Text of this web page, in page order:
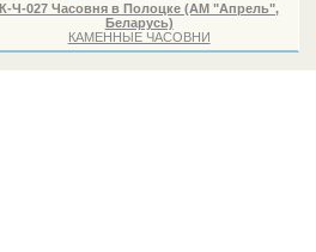
К-Ч-027 Часовня в Полоцке (АМ "Апрель",
Беларусь)
КАМЕННЫЕ ЧАСОВНИ